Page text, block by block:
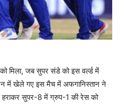
जब सुपर संडे को इस वर्ल्ड में
में खेले गए इस मैच में अफगानिस्तान ने
हराकर सुपर-8 में ग्रुप-1 की रेस को